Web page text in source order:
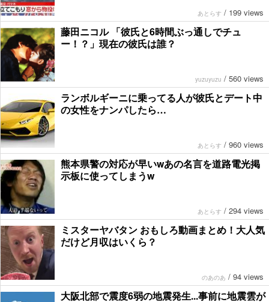
あとらす / 199 views
藤田ニコル 「彼氏と6時間ぶっ通しでチュ
ー！？」現在の彼氏は誰？
yuzuyuzu / 560 views
ランボルギーニに乗ってる人が彼氏とデート中
の女性をナンパしたら…
あとらす / 960 views
熊本県警の対応が早いwあの名言を道路電光掲
示板に使ってしまうw
あとらす / 294 views
ミスターヤバタン おもしろ動画まとめ！大人気
だけど月収はいくら？
のあのあ / 94 views
大阪北部で震度6弱の地震発生...事前に地震雲が